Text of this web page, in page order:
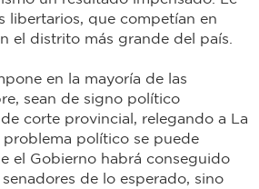
libertarios, que competían en
el distrito más grande del país.
en la mayoría de las
sean de signo político
corte provincial, relegando a La
político se puede
el Gobierno habrá conseguido
de lo esperado, sino